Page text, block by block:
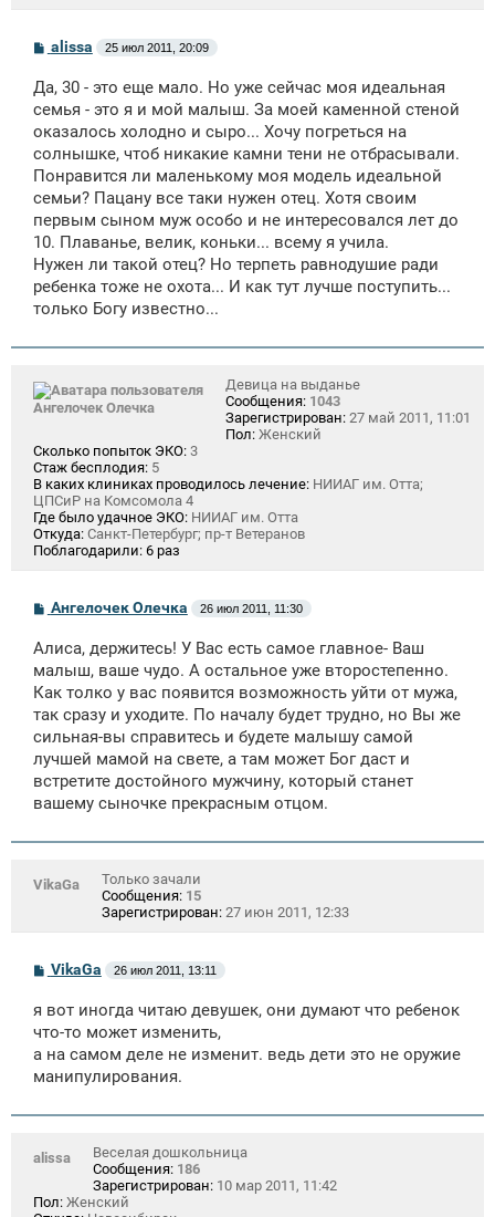
С
б
щ
н
и
alissa 25 июл 2011, 20:09
Да, 30 - это еще мало. Но уже сейчас моя идеальная
семья - это я и мой малыш. За моей каменной стеной
оказалось холодно и сыро... Хочу погреться на
солнышке, чтоб никакие камни тени не отбрасывали.
Понравится ли маленькому моя модель идеальной
семьи? Пацану все таки нужен отец. Хотя своим
первым сыном муж особо и не интересовался лет до
10. Плаванье, велик, коньки... всему я учила.
Нужен ли такой отец? Но терпеть равнодушие ради
ребенка тоже не охота... И как тут лучше поступить...
только Богу известно...
Ангелочек Олечка
Девица на выданье
Сообщения: 1043
Зарегистрирован: 27 май 2011, 11:01
Пол: Женский
Сколько попыток ЭКО: 3
Стаж бесплодия: 5
В каких клиниках проводилось лечение: НИИАГ им. Отта;
ЦПСиР на Комсомола 4
Где было удачное ЭКО: НИИАГ им. Отта
Откуда: Санкт-Петербург; пр-т Ветеранов
Поблагодарили: 6 раз
С
б
щ
н
и
Ангелочек Олечка 26 июл 2011, 11:30
Алиса, держитесь! У Вас есть самое главное- Ваш
малыш, ваше чудо. А остальное уже второстепенно.
Как толко у вас появится возможность уйти от мужа,
так сразу и уходите. По началу будет трудно, но Вы же
сильная-вы справитесь и будете малышу самой
лучшей мамой на свете, а там может Бог даст и
встретите достойного мужчину, который станет
вашему сыночке прекрасным отцом.
VikaGa
Только зачали
Сообщения: 15
Зарегистрирован: 27 июн 2011, 12:33
С
б
щ
н
и
VikaGa 26 июл 2011, 13:11
я вот иногда читаю девушек, они думают что ребенок
что-то может изменить,
а на самом деле не изменит. ведь дети это не оружие
манипулирования.
alissa
Веселая дошкольница
Сообщения: 186
Зарегистрирован: 10 мар 2011, 11:42
Пол: Женский